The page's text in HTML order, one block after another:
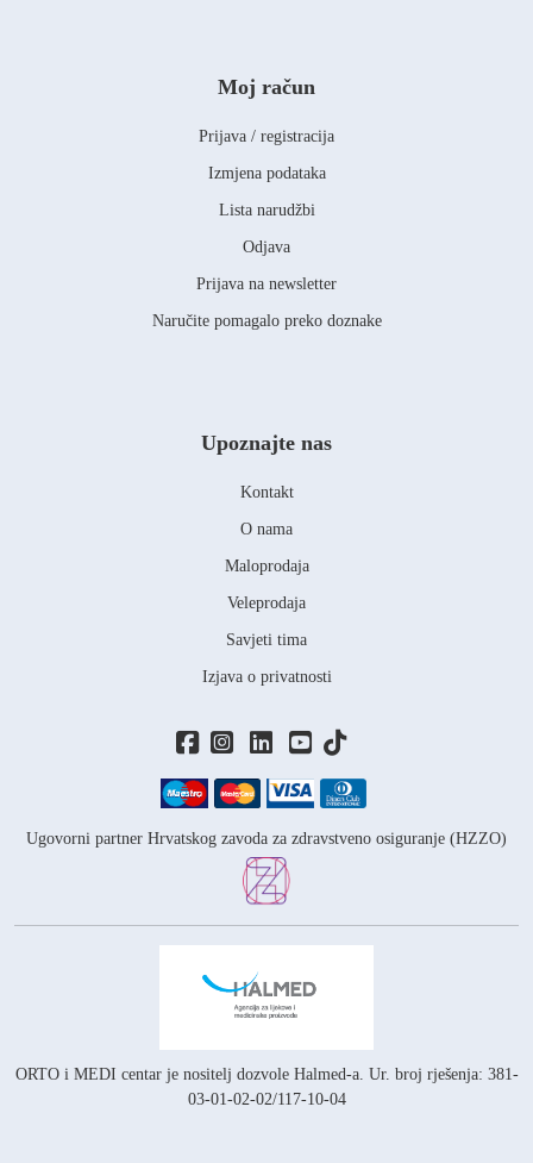
Moj račun
Prijava / registracija
Izmjena podataka
Lista narudžbi
Odjava
Prijava na newsletter
Naručite pomagalo preko doznake
Ugovorni partner Hrvatskog zavoda za zdravstveno osiguranje (HZZO)
ORTO i MEDI centar je nositelj dozvole Halmed-a. Ur. broj rješenja: 381-
03-01-02-02/117-10-04
Upoznajte nas
Kontakt
O nama
Maloprodaja
Veleprodaja
Savjeti tima
Izjava o privatnosti